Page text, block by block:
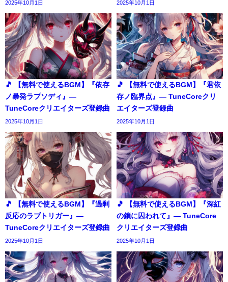
2025年10月1日 2025年10月1日
🎵 【無料で使えるBGM】『依存
ノ暴発ラプソディ』―
TuneCoreクリエイターズ登録曲
2025年10月1日
🎵 【無料で使えるBGM】『君依
存ノ臨界点』― TuneCoreクリ
エイターズ登録曲
2025年10月1日
🎵 【無料で使えるBGM】『過剰
反応のラブトリガー』―
TuneCoreクリエイターズ登録曲
2025年10月1日
🎵 【無料で使えるBGM】『深紅
の鎖に囚われて』― TuneCore
クリエイターズ登録曲
2025年10月1日